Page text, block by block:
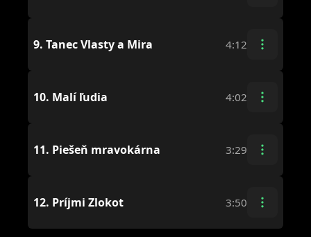
9. Tanec Vlasty a Mira 4:12
10. Malí ľudia 4:02
11. Piešeň mravokárna 3:29
12. Príjmi Zlokot 3:50